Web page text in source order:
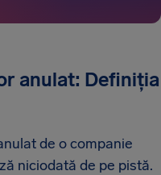
anulat: Definiția
de o companie
niciodată de pe pistă.